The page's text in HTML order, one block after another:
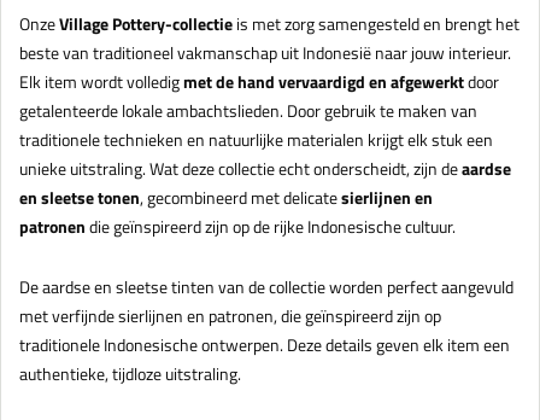
OnzeVillage Pottery-collectieis met zorg samengesteld en brengt het
beste van traditioneel vakmanschap uit Indonesië naar jouw interieur.
Elk item wordt volledigmet de hand vervaardigd en afgewerktdoor
getalenteerde lokale ambachtslieden. Door gebruik te maken van
traditionele technieken en natuurlijke materialen krijgt elk stuk een
unieke uitstraling. Wat deze collectie echt onderscheidt, zijn deaardse
en sleetse tonen, gecombineerd met delicatesierlijnen en
patronendie geïnspireerd zijn op de rijke Indonesische cultuur.
De aardse en sleetse tinten van de collectie worden perfect aangevuld
met verfijnde sierlijnen en patronen, die geïnspireerd zijn op
traditionele Indonesische ontwerpen. Deze details geven elk item een
authentieke, tijdloze uitstraling.